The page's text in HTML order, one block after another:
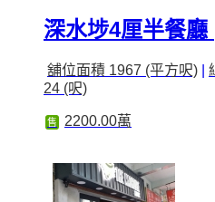
深水埗4厘半餐廳
舖位面積 1967 (平方呎)
24 (呎)
售 2200.00萬